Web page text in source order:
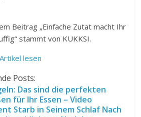
Beitrag „Einfache Zutat macht Ihr
stammt von KUKKSI.
lesen
Posts:
Das sind die perfekten
für Ihr Essen – Video
Starb in Seinem Schlaf Nach